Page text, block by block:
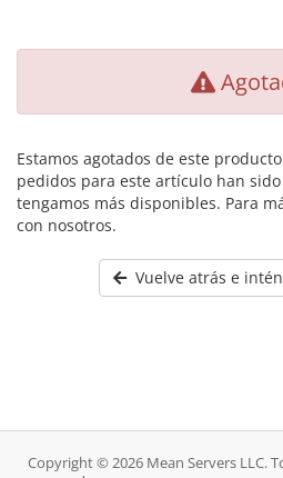
Estamos agotados de este
pedidos para este artículo han
tengamos más disponibles. Para
con nosotros.
Vuelve atrás e
Copyright © 2026 Mean Servers LLC.